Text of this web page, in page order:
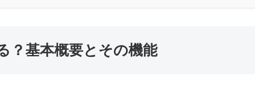
？基本概要とその機能